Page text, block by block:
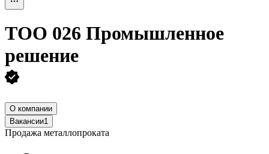
ТОО 026 Промышленное
решение
О компании
Вакансии1
Продажа металлопроката